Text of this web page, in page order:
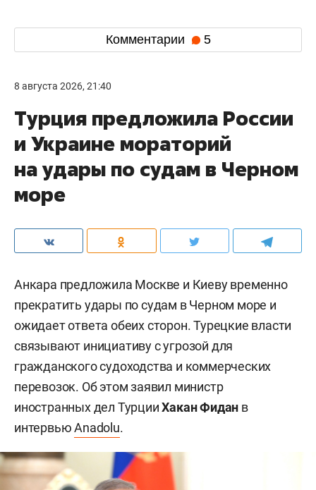
Комментарии 5
8 августа 2026, 21:40
Турция предложила России
и Украине мораторий
на удары по судам в Черном
море
Анкара предложила Москве и Киеву временно
прекратить удары по судам в Черном море и
ожидает ответа обеих сторон. Турецкие власти
связывают инициативу с угрозой для
гражданского судоходства и коммерческих
перевозок. Об этом заявил министр
иностранных дел ТурцииХакан Фидан в
интервьюAnadolu.